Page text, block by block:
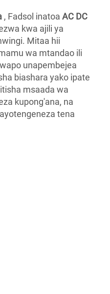
, Fadsol inatoa AC DC
kwa ajili ya
Mitaa hii
wa mtandao ili
unapembejea
biashara yako ipate
msaada wa
kupong'ana, na
tena